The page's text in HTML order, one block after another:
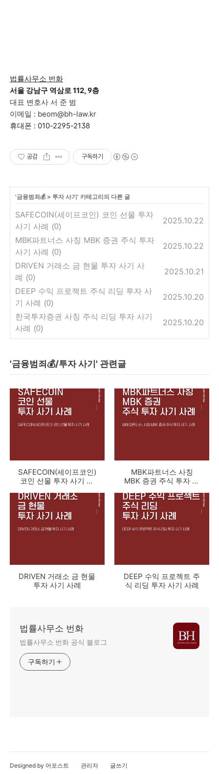
법률사무소 번화
서울 강남구 역삼로 112, 9층
대표 변호사 서 준 범
이메일 : beom@bh-law.kr
휴대폰 : 010-2295-2138
공감 구독하기
'금융범죄💰> 투자 사기' 카테고리의 다른 글
SAFECOIN(세이프코인) 코인 선물 투자
사기 사례 (0)
2025.10.22
MBK파트너스 사칭 MBK 증권 주식 투자
사기 사례 (0)
2025.10.22
DRIVEN 거래소 금 현물 투자 사기 사
례 (0)
2025.10.21
DEEP 수익 프로젝트 주식 리딩 투자 사
기 사례 (0)
2025.10.20
한국투자증권 사칭 주식 리딩 투자 사기
사례 (0)
2025.10.20
'금융범죄💰/투자 사기' 관련글
SAFECOIN(세이프코인)
코인 선물 투자 사기 사
MBK파트너스 사칭
MBK 증권 주식 투자 사
DRIVEN 거래소 금 현물
투자 사기 사례
DEEP 수익 프로젝트 주
식 리딩 투자 사기 사례
법률사무소 번화
법률사무소 번화 공식 블로그
구독하기
Designed by 어포스트 관리자 글쓰기